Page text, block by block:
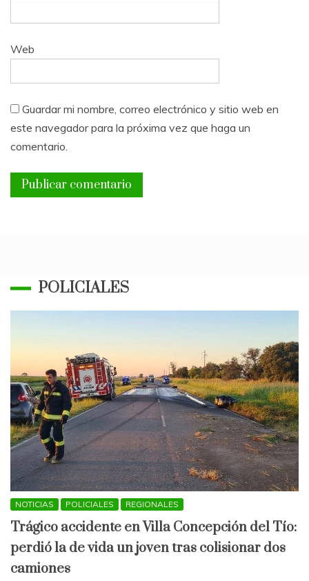
Web
Guardar mi nombre, correo electrónico y sitio web en
este navegador para la próxima vez que haga un
comentario.
POLICIALES
NOTICIAS POLICIALES REGIONALES
Trágico accidente en Villa Concepción del Tío:
perdió la de vida un joven tras colisionar dos
camiones